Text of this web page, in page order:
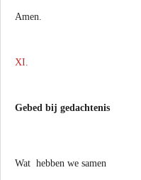
Amen.
XI.
Gebed bij gedachtenis
Wat hebben we samen